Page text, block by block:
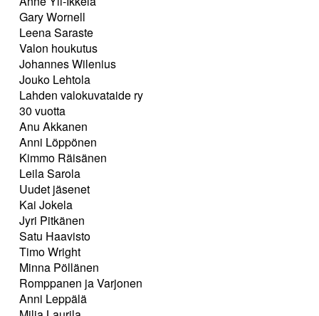
Gary Wornell
Leena Saraste
Valon houkutus
Johannes Wilenius
Jouko Lehtola
Lahden valokuvataide ry
30 vuotta
Anu Akkanen
Anni Löppönen
Kimmo Räisänen
Leila Sarola
Uudet jäsenet
Kai Jokela
Jyri Pitkänen
Satu Haavisto
Timo Wright
Minna Pöllänen
Romppanen ja Varjonen
Anni Leppälä